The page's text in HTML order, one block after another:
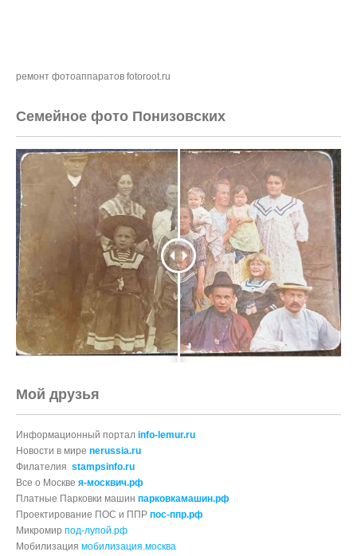
ремонт фотоаппаратов fotoroot.ru
Семейное фото Понизовских
Мой друзья
Информационный портал info-lemur.ru
Новости в мире nerussia.ru
Филателия stampsinfo.ru
Все о Москве я-москвич.рф
Платные Парковки машин парковкамашин.рф
Проектирование ПОС и ППР пос-ппр.рф
Микромир под-лупой.рф
Мобилизация мобилизация.москва